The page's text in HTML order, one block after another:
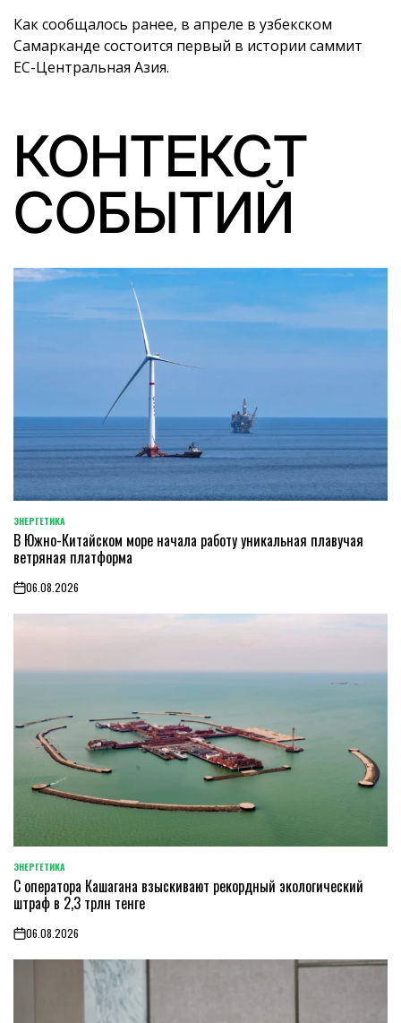
Как сообщалось ранее, в апреле в узбекском
Самарканде состоится первый в истории саммит
ЕС-Центральная Азия.
КОНТЕКСТ
СОБЫТИЙ
POSTED
IN
ЭНЕРГЕТИКА
В Южно-Китайском море начала работу уникальная плавучая
ветряная платформа
on06.08.2026
POSTED
IN
ЭНЕРГЕТИКА
С оператора Кашагана взыскивают рекордный экологический
штраф в 2,3 трлн тенге
on06.08.2026